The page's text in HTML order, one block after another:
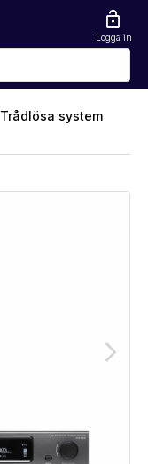
lock_open
Logga in
Trådlösa system
arrow_forward_ios